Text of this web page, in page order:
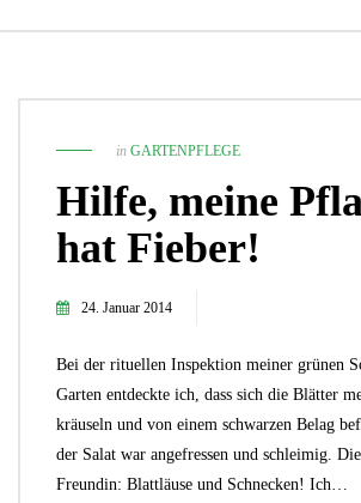
in GARTENPFLEGE
Hilfe, meine
hat Fieber!
24. Januar 2014
Bei der rituellen Inspektion meiner grünen
Garten entdeckte ich, dass sich die Blätter
kräuseln und von einem schwarzen Belag
der Salat war angefressen und schleimig.
Freundin: Blattläuse und Schnecken! Ich…